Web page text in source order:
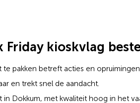
Friday kioskvlag
te pakken betreft acties en
en trekt snel de aandacht.
in Dokkum, met kwaliteit hoog in het